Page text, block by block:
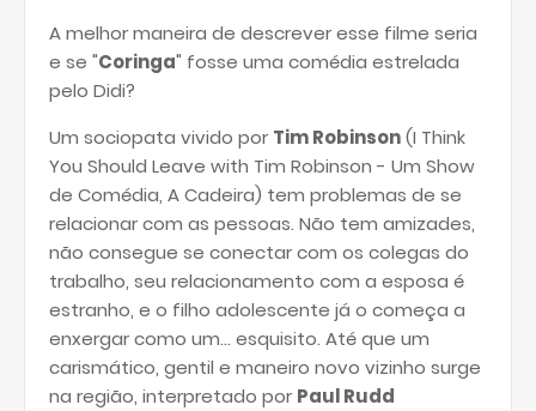
A melhor maneira de descrever esse filme seria
e se "Coringa" fosse uma comédia estrelada
pelo Didi?
Um sociopata vivido por Tim Robinson(I Think
You Should Leave with Tim Robinson - Um Show
de Comédia, A Cadeira) tem problemas de se
relacionar com as pessoas. Não tem amizades,
não consegue se conectar com os colegas do
trabalho, seu relacionamento com a esposa é
estranho, e o filho adolescente já o começa a
enxergar como um... esquisito. Até que um
carismático, gentil e maneiro novo vizinho surge
na região, interpretado por Paul Rudd